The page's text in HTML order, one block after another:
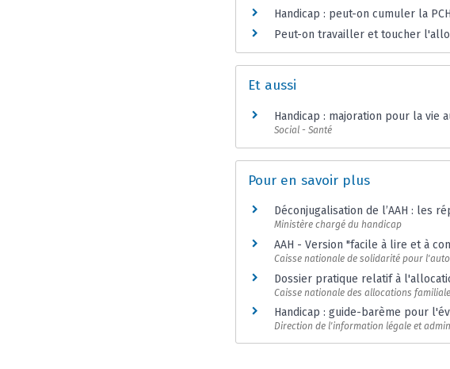
Handicap : peut-on cumuler la
Peut-on travailler et toucher
Et aussi
Handicap : majoration pour la vie
Social - Santé
Pour en savoir plus
Déconjugalisation de l’AAH : les
Ministère chargé du handicap
AAH - Version "facile à lire et à
Caisse nationale de solidarité pour
Dossier pratique relatif à
Caisse nationale des allocations
Handicap : guide-barème pour
Direction de l'information légale et